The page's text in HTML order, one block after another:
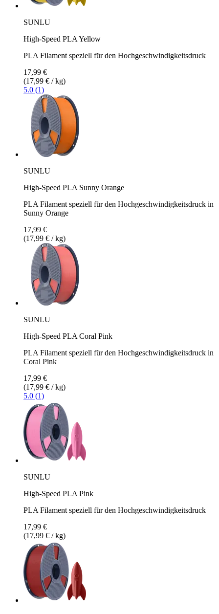
SUNLU
High-Speed PLA Yellow
PLA Filament speziell für den Hochgeschwindigkeitsdruck
17,99 €
(17,99 € / kg)
5.0 (1)
SUNLU
High-Speed PLA Sunny Orange
PLA Filament speziell für den Hochgeschwindigkeitsdruck in
Sunny Orange
17,99 €
(17,99 € / kg)
SUNLU
High-Speed PLA Coral Pink
PLA Filament speziell für den Hochgeschwindigkeitsdruck in
Coral Pink
17,99 €
(17,99 € / kg)
5.0 (1)
SUNLU
High-Speed PLA Pink
PLA Filament speziell für den Hochgeschwindigkeitsdruck
17,99 €
(17,99 € / kg)